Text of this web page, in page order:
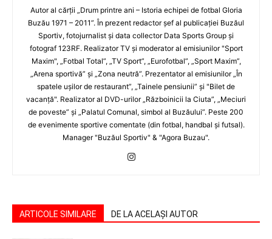
Autor al cărţii „Drum printre ani – Istoria echipei de fotbal Gloria
Buzău 1971 – 2011”. În prezent redactor şef al publicaţiei Buzăul
Sportiv, fotojurnalist şi data collector Data Sports Group şi
fotograf 123RF. Realizator TV şi moderator al emisiunilor "Sport
Maxim", „Fotbal Total”, „TV Sport”, „Eurofotbal”, „Sport Maxim”,
„Arena sportivă” şi „Zona neutră”. Prezentator al emisiunilor „În
spatele uşilor de restaurant”, „Tainele pensiunii” şi "Bilet de
vacanţă". Realizator al DVD-urilor „Războinicii la Ciuta”, „Meciuri
de poveste” şi „Palatul Comunal, simbol al Buzăului”. Peste 200
de evenimente sportive comentate (din fotbal, handbal şi futsal).
Manager "Buzăul Sportiv" & "Agora Buzau".
ARTICOLE SIMILARE DE LA ACELAȘI AUTOR